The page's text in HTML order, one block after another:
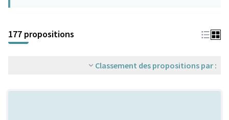
177 propositions
Classement des propositions par :